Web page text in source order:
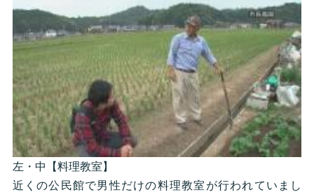
左・中【料理教室】
近くの公民館で男性だけの料理教室が行われていまし